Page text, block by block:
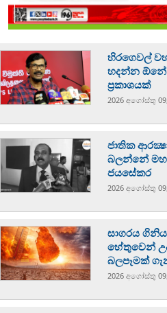
හිරගෙවල්
හදන්න ඕනේ
ප්‍රකාශයක්
2026 අගෝස්‍තු
ජාතික
බලන්නේ
ජයසේකර
2026 අගෝස්‍තු
සාගරය
හේතුවෙන්
බලපෑමක්
2026 අගෝස්‍තු